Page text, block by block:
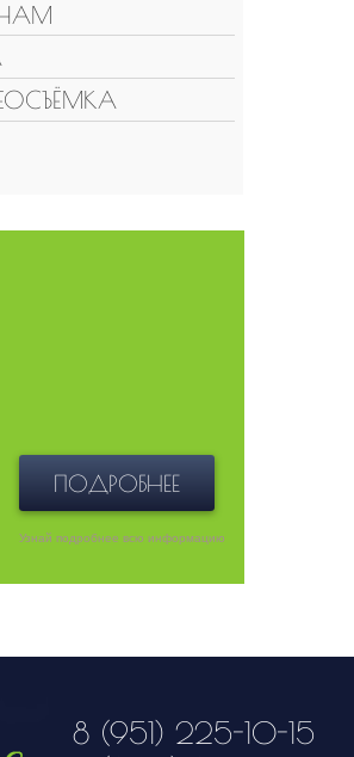
ПОДРОБНЕЕ
Узнай подробнее всю информацию
8 (951) 225-10-15